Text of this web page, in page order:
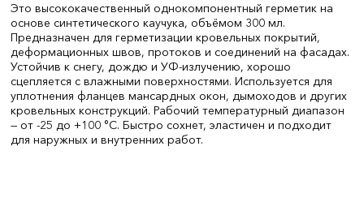
Это высококачественный однокомпонентный герметик на
основе синтетического каучука, объёмом 300 мл.
Предназначен для герметизации кровельных покрытий,
деформационных швов, протоков и соединений на фасадах.
Устойчив к снегу, дождю и УФ-излучению, хорошо
сцепляется с влажными поверхностями. Используется для
уплотнения фланцев мансардных окон, дымоходов и других
кровельных конструкций. Рабочий температурный диапазон
— от -25 до +100 °C. Быстро сохнет, эластичен и подходит
для наружных и внутренних работ.